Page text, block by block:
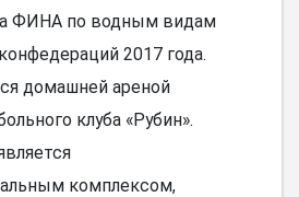
ФИНА по водным видам
2017 года.
домашней ареной
клуба «Рубин».
комплексом,